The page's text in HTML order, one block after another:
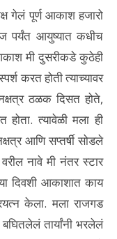
गेलं पूर्ण आकाश हजारो
पर्यंत आयुष्यात कधीच
मी दुसरीकडे कुठेही
करत होती त्याच्यावर
ठळक दिसत होते,
त्यावेळी मला ही
आणि सप्तर्षी सोडले
नावे मी नंतर स्टार
दिवशी आकाशात काय
केला. मला राजगड
तार्यांनी भरलेलं